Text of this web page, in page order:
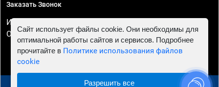
Заказать Звонок
ИП Смирнов Георгий Павлович. ИНН 781302555843,
ОГРНИП 324470400032610
Сайт использует файлы cookie. Они необходимы для
оптимальной работы сайтов и сервисов. Подробнее
прочитайте в Политике использования файлов
cookie
Разрешить все